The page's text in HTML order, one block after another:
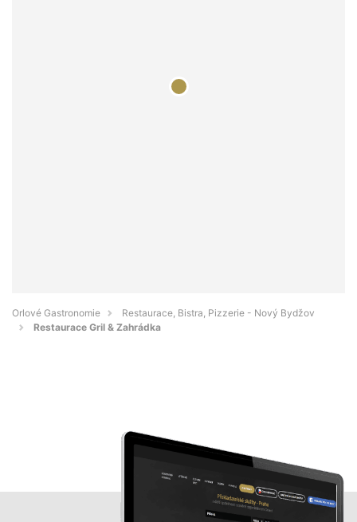
Orlové Gastronomie
Restaurace, Bistra, Pizzerie - Nový Bydžov
Restaurace Gril & Zahrádka